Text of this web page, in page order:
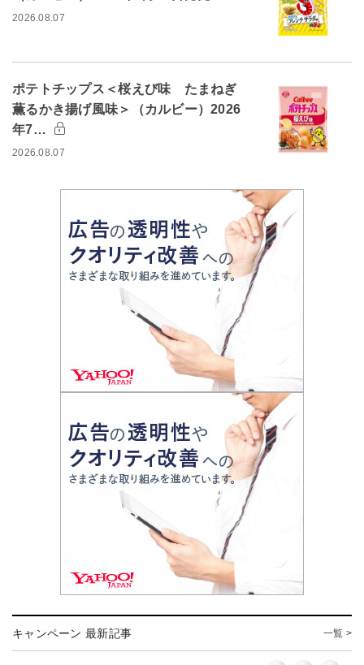
2026.08.07
ポテトチップス＜桜えび味 たまねぎ
薫るかき揚げ風味＞（カルビー）2026
年7…
2026.08.07
キャンペーン 最新記事 一覧 >